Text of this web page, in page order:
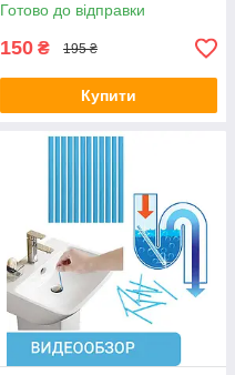
Готово до відправки
150 ₴ 195 ₴
Купити